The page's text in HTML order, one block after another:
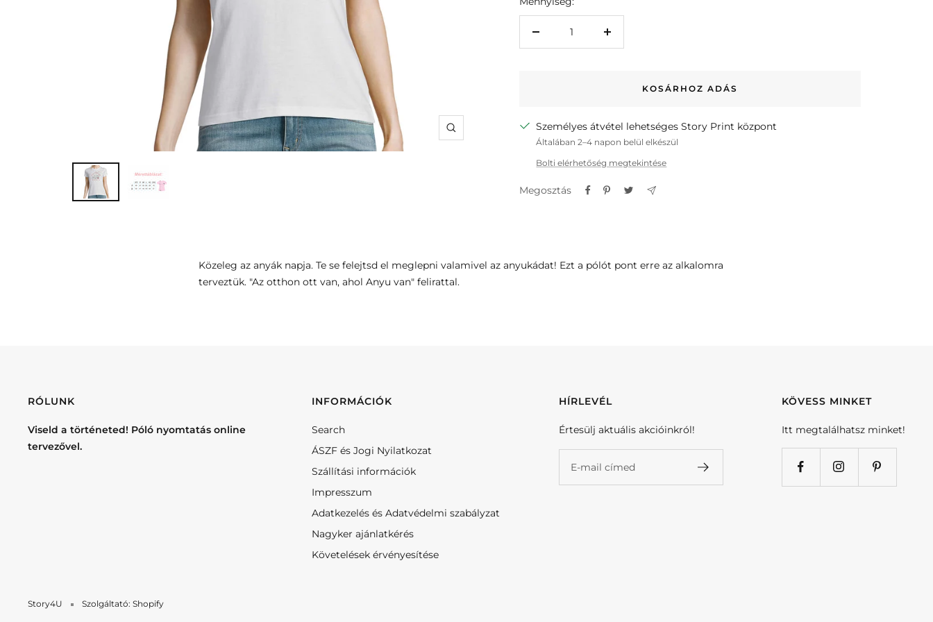
Zoom
A
KOSÁRHOZ ADÁS
Személyes átvétel lehetséges Story Print központ
Általában 2–4 napon belül elkészül
Bolti elérhetőség megtekintése
Megosztás
Közeleg az anyák napja. Te se felejtsd el meglepni valamivel az anyukádat! Ezt a pólót pont erre az alkalomra
terveztük. "Az otthon ott van, ahol Anyu van" felirattal.
RÓLUNK
Viseld a történeted! Póló nyomtatás online
tervezővel.
INFORMÁCIÓK
Search
ÁSZF és Jogi Nyilatkozat
Szállítási információk
Impresszum
Adatkezelés és Adatvédelmi szabályzat
Nagyker ajánlatkérés
Követelések érvényesítése
HÍRLEVÉL
Értesülj aktuális akcióinkról!
E-mail címed
KÖVESS MINKET
Itt megtalálhatsz minket!
Story4U Szolgáltató: Shopify